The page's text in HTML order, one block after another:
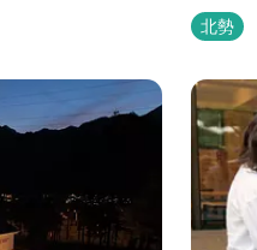
で研鑽を積んだ
し、蕎麦と酒を
。国産蕎麦の香
とを蒲
げても
現。
を供
北勢